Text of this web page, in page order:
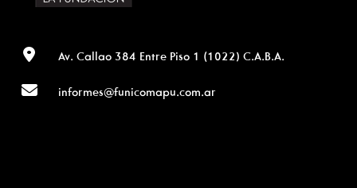
Av. Callao 384 Entre Piso 1 (1022) C.A.B.A.
informes@funicomapu.com.ar